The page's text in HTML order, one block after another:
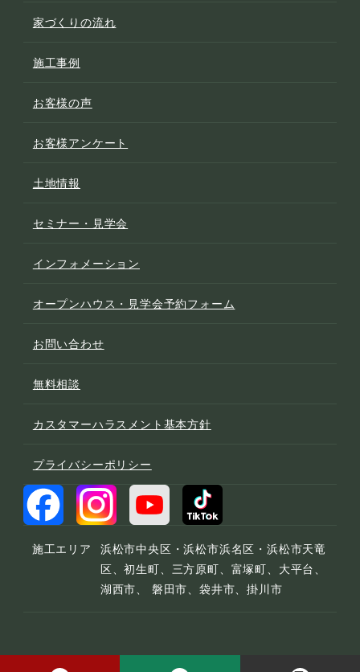
家づくりの流れ
施工事例
お客様の声
お客様アンケート
土地情報
セミナー・見学会
インフォメーション
オープンハウス・見学会予約フォーム
お問い合わせ
無料相談
カスタマーハラスメント基本方針
プライバシーポリシー
施工エリア
浜松市中央区・浜松市浜名区・浜松市天竜
区、初生町、三方原町、富塚町、大平台、
湖西市、 磐田市、袋井市、掛川市